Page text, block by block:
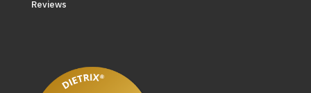
Reviews